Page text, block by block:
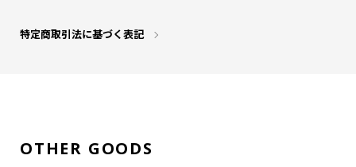
特定商取引法に基づく表記
OTHER GOODS